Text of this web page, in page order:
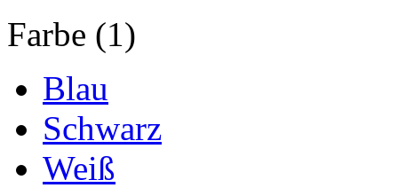
Farbe (1)
Blau
Schwarz
Weiß